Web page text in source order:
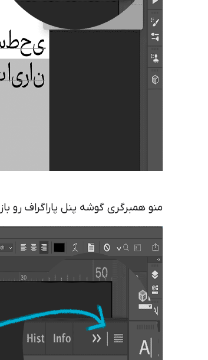
منو همبرگری گوشه پنل پاراگراف رو